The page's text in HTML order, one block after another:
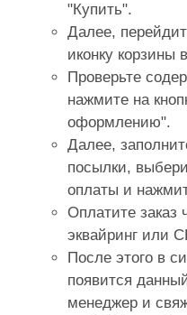
"Купить".
Далее,
иконку корзины
Проверьте
нажмите на
оформлению".
Далее,
посылки,
оплаты и
Оплатите заказ
эквайринг или
После этого в
появится
менеджер и